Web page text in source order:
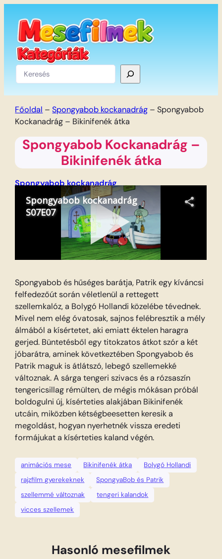
tartalomhoz
Keresés
Főoldal –Spongyabob kockanadrág –Spongyabob
Kockanadrág – Bikinifenék átka
Spongyabob Kockanadrág –
Bikinifenék átka
Spongyabob kockanadrág
Spongyabob és hűséges barátja, Patrik egy kíváncsi
felfedezőút során véletlenül a rettegett
szellemkalóz, a Bolygó Hollandi közelébe tévednek.
Mivel nem elég óvatosak, sajnos felébresztik a mély
álmából a kísértetet, aki emiatt éktelen haragra
gerjed. Büntetésből egy titokzatos átkot szór a két
jóbarátra, aminek következtében Spongyabob és
Patrik maguk is átlátszó, lebegő szellemekké
változnak. A sárga tengeri szivacs és a rózsaszín
tengericsillag rémülten, de mégis mókásan próbál
boldogulni új, kísérteties alakjában Bikinifenék
utcáin, miközben kétségbeesetten keresik a
megoldást, hogyan nyerhetnék vissza eredeti
formájukat a kísérteties kaland végén.
animációs mese Bikinifenék átka
Bolygó Hollandi
rajzfilm gyerekeknek
SpongyaBob és Patrik
szellemmé változnak
tengeri kalandok
vicces szellemek
Hasonló mesefilmek